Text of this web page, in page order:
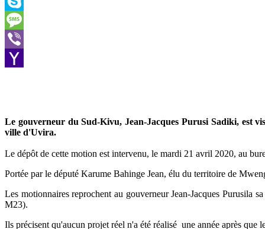
Skype
Message
Viber
Le gouverneur du Sud-Kivu, Jean-Jacques Purusi Sadiki, est
ville d'Uvira.
Le dépôt de cette motion est intervenu, le mardi 21 avril 2020, au
Portée par le député Karume Bahinge Jean, élu du territoire de
Les motionnaires reprochent au gouverneur Jean-Jacques Purusila
M23).
Ils précisent qu'aucun projet réel n'a été réalisé une année après